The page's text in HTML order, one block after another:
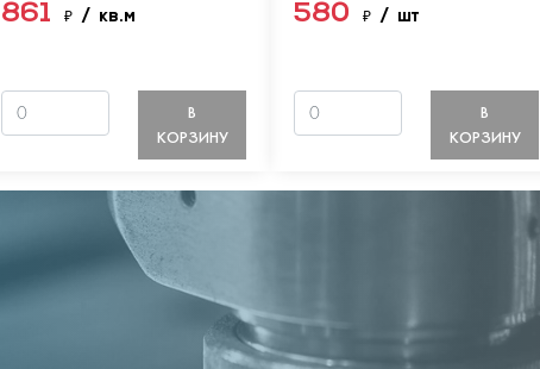
861₽/ кв.м
В
КОРЗИНУ
580₽/ шт
В
КОРЗИНУ